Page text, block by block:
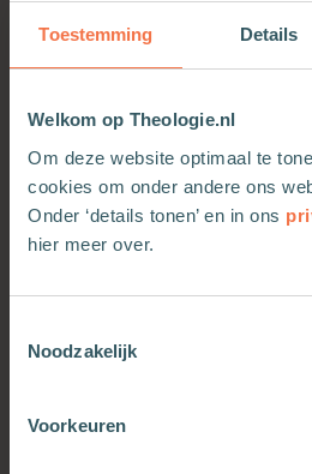
Toestemming Details
Welkom op Theologie.nl
Om deze website optimaal te
cookies om onder andere ons
Onder ‘details tonen’ en in ons
hier meer over.
Noodzakelijk
Voorkeuren
Israël heeft perioden gekend
verbannen en verstoken van
boek willen de auteurs ons
cultuur waarin wij leven en
denken. Is er een weg terug?
nog openen?